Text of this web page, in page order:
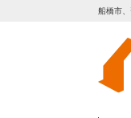
船橋市